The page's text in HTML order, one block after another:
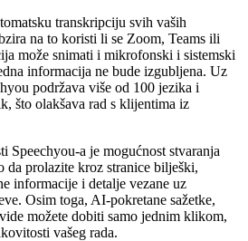
transkripciju svih vaših
na to koristi li se Zoom, Teams ili
može snimati i mikrofonski i sistemski
informacija ne bude izgubljena. Uz
podržava više od 100 jezika i
što olakšava rad s klijentima iz
Speechyou-a je mogućnost stvaranja
da prolazite kroz stranice bilješki,
informacije i detalje vezane uz
Osim toga, AI-pokretane sažetke,
možete dobiti samo jednim klikom,
vašeg rada.